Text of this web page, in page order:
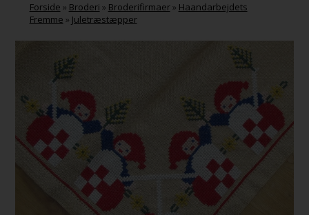
Forside » Broderi » Broderifirmaer» Haandarbejdets
Fremme » Juletræstæpper